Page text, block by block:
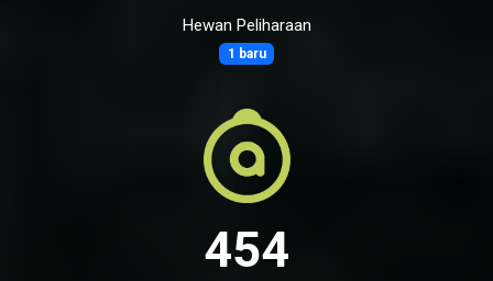
Hewan Peliharaan
1 baru
454